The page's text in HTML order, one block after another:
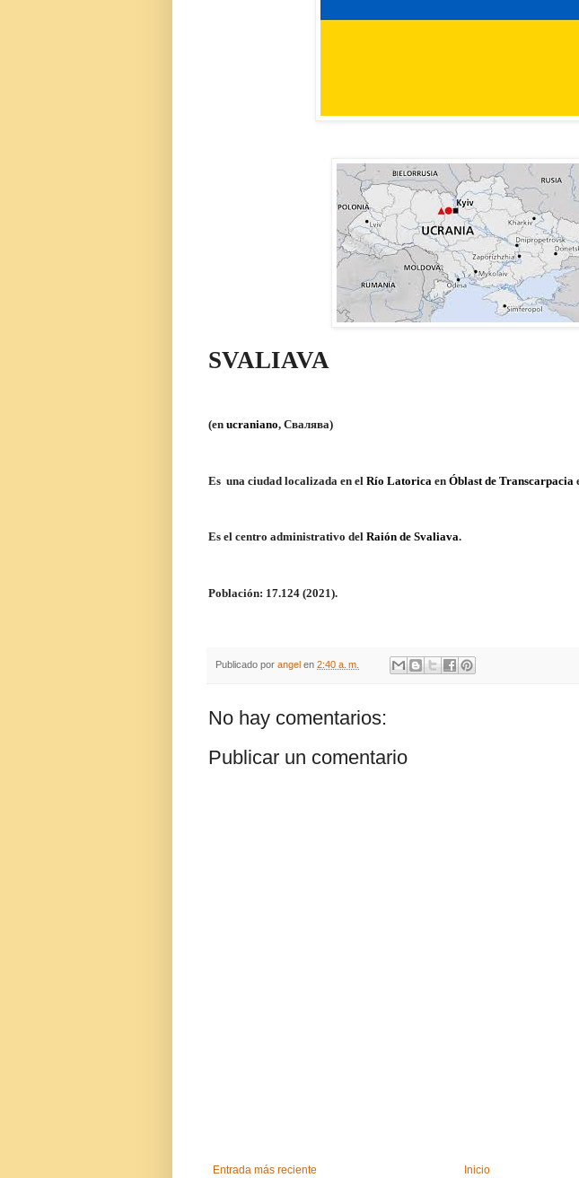
SVALIAVA
(en ucraniano, Свалява)
Es una ciudad localizada en el Río Latorica en Óblast de Transcarpacia
Es el centro administrativo del Raión de Svaliava.
Población: 17.124 (2021).
Publicado por angel en 2:40 a. m.
No hay comentarios:
Publicar un comentario
Entrada más reciente Inicio